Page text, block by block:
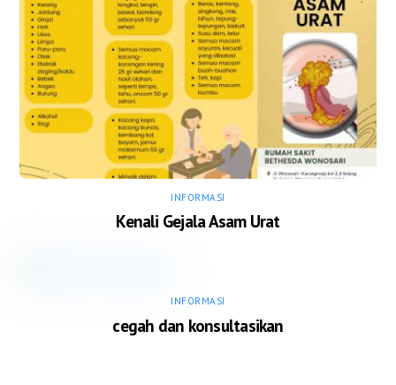
INFORMASI
Kenali Gejala Asam Urat
INFORMASI
cegah dan konsultasikan